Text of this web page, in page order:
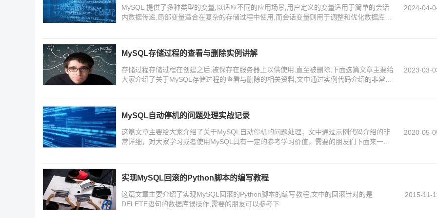
MySQL 提供了多种类型的变量,以适应不同的应用场景,用户定义的变量适用于简单的会话
内数据传递,局部变量适合在复杂的存储过程中使用,而会话变量则用于调整和优化数据库会
2024-04-
MySQL存储过程的查看与删除实例讲解
存储过程存储过程在创建之后,被保存在服务器上以供使用,直至被删除,下面这篇文章主要给
大家介绍了关于MySQL存储过程的查看与删除的相关资料,文中通过实例代码介绍的非常详
2023-03-
MySQL自动停机的问题处理实战记录
这篇文章主要给大家介绍了关于MySQL自动停机的问题处理，文中通过示例代码介绍的非
常详细，对大家学习或者使用MySQL具有一定的参考学习价值，需要的朋友们下面来一起
2020-05-
实现MySQL回滚的Python脚本的编写教程
这篇文章主要介绍了实现MySQL回滚的Python脚本的编写教程,文中的回滚针对的是
DELETE语句的数据库误操作,需要的朋友可以参考下
2015-11-